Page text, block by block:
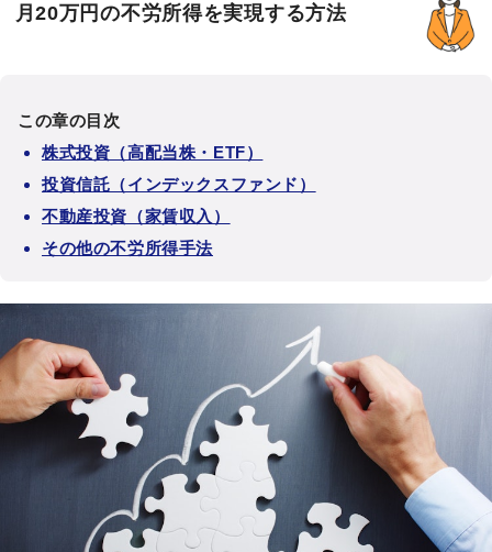
月20万円の不労所得を実現する方法
この章の目次
株式投資（高配当株・ETF）
投資信託（インデックスファンド）
不動産投資（家賃収入）
その他の不労所得手法